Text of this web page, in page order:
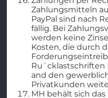
Zahlungsmitteln
PayPal sind nach
fällig. Bei
werden keine
Kosten, die durch
and den
Privatkunden
MH behält sich das